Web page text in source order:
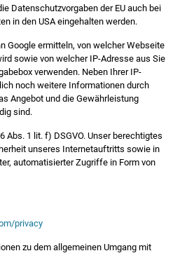
Datenschutzvorgaben der EU auch bei
in den USA eingehalten werden.
Google ermitteln, von welcher Webseite
sowie von welcher IP-Adresse aus Sie
verwenden. Neben Ihrer IP-
noch weitere Informationen durch
Angebot und die Gewährleistung
sind.
Abs. 1 lit. f) DSGVO. Unser berechtigtes
unseres Internetauftritts sowie in
automatisierter Zugriffe in Form von
privacy
zu dem allgemeinen Umgang mit